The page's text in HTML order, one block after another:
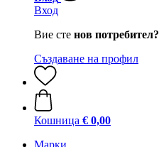
Вход
Вие сте нов потребител?
Създаване на профил
Кошница € 0,00
Mарки